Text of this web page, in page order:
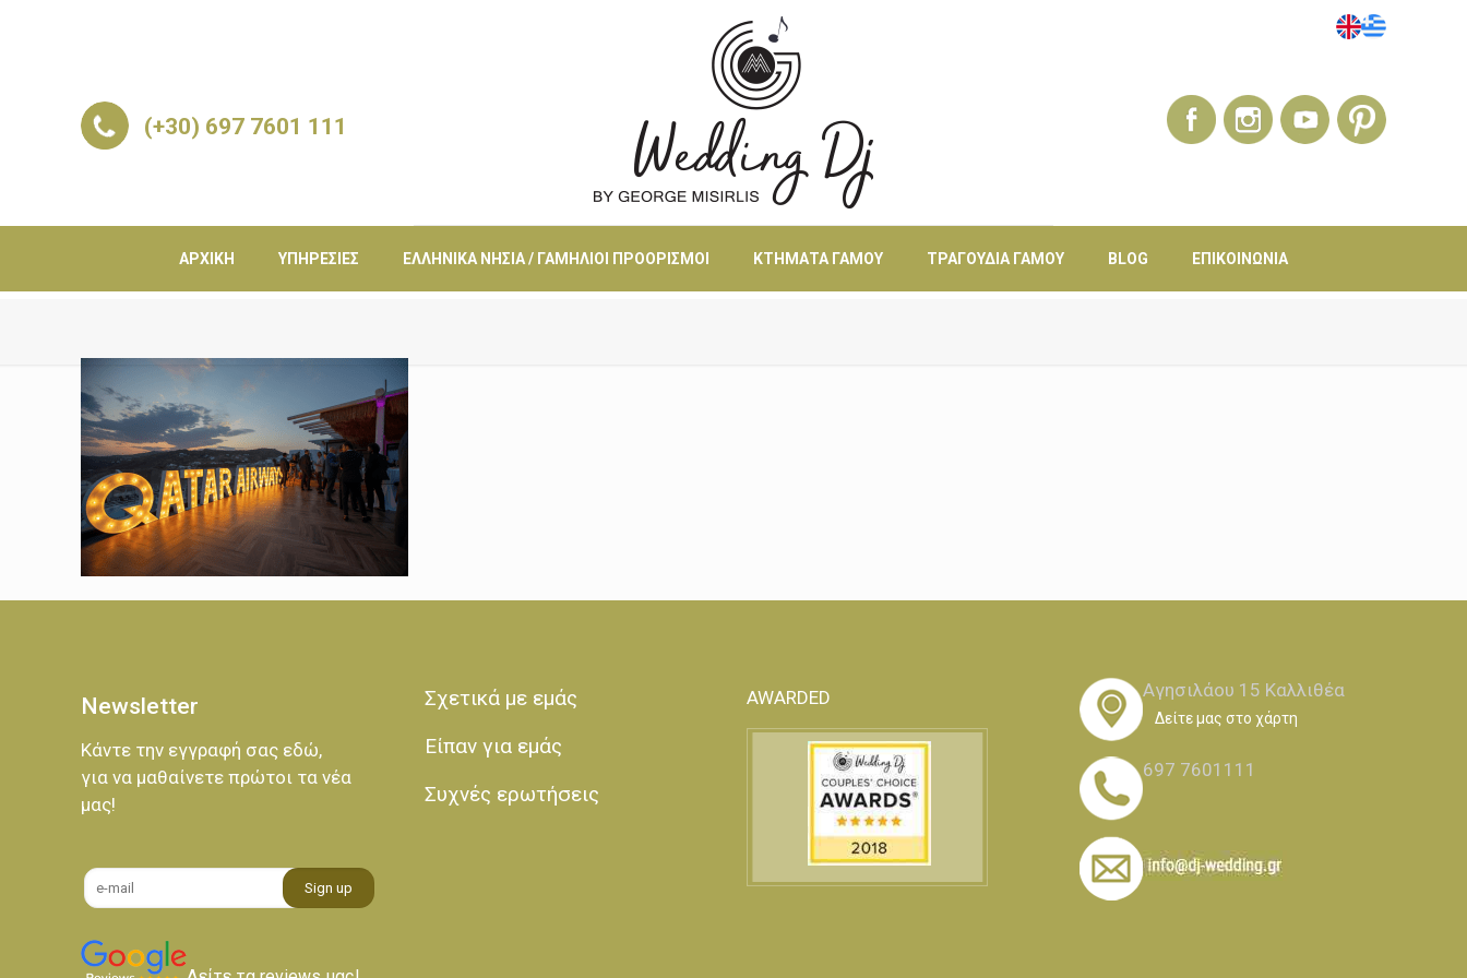
(+30) 697 7601 111
ΑΡΧΙΚΉ ΥΠΗΡΕΣΊΕΣ ΕΛΛΗΝΙΚΆ ΝΗΣΙΆ / ΓΑΜΉΛΙΟΙ ΠΡΟΟΡΙΣΜΟΊ ΚΤΉΜΑΤΑ ΓΆΜΟΥ ΤΡΑΓΟΎΔΙΑ ΓΆΜΟΥ BLOG ΕΠΙΚΟΙΝΩΝΊΑ
Newsletter
Κάντε την εγγραφή σας εδώ,
για να μαθαίνετε πρώτοι τα νέα
μας!
Σχετικά με εμάς
Είπαν για εμάς
Συχνές ερωτήσεις
AWARDED Αγησιλάου 15 Καλλιθέα
Δείτε μας στο χάρτη
697 7601111